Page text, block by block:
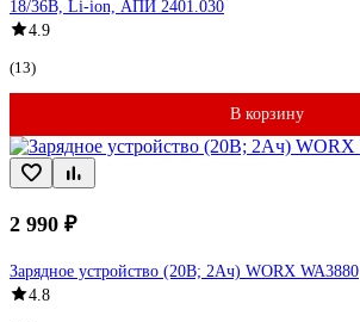
18/36В, Li-ion, АПИ 2401.030
4.9
(13)
В корзину
2 990 ₽
Зарядное устройство (20В; 2Aч) WORX WA3880
4.8